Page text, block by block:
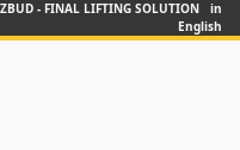
ZBUD - FINAL LIFTING SOLUTION in
English